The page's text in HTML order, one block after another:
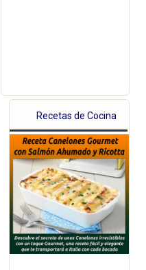
Recetas de Cocina